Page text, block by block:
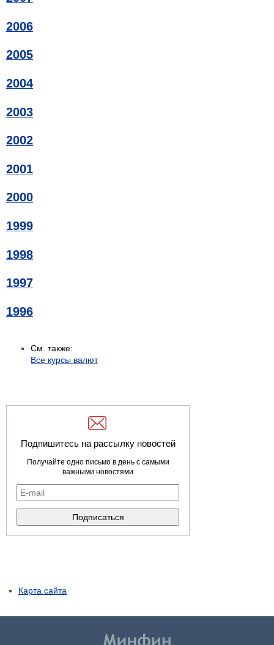
2006
2005
2004
2003
2002
2001
2000
1999
1998
1997
1996
См. также:
Все курсы валют
Подпишитесь на рассылку новостей
Получайте одно письмо в день с самыми
важными новостями
Карта сайта